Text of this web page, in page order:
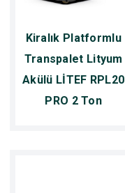
Kiralık Platformlu
Transpalet Lityum
Akülü LİTEF RPL20
PRO 2 Ton